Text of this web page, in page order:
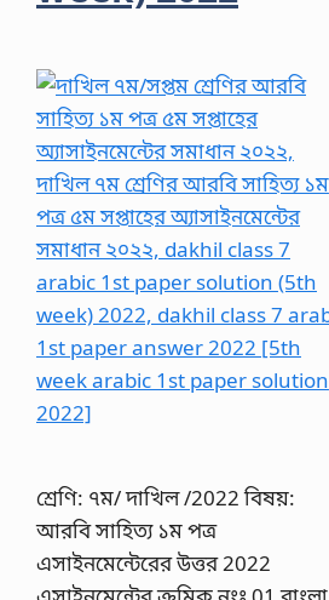
শ্রেণি: ৭ম/ দাখিল /2022 বিষয়:
আরবি সাহিত্য ১ম পত্র
এসাইনমেন্টেরের উত্তর 2022